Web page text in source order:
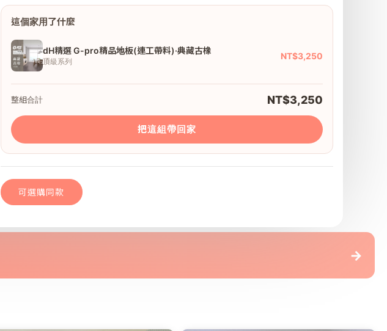
這個家用了什麼
dH精選 G-pro精品地板(連工帶料)·典藏古橡
頂級系列
NT$3,250
整組合計 NT$3,250
把這組帶回家
可選購同款
典藏古橡｜dH精選 G-pro精品地板(連工帶料)
→